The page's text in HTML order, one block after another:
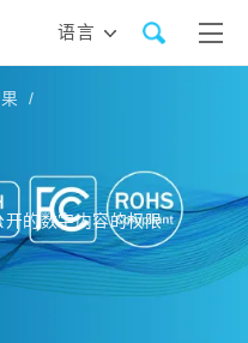
语言
的数字内容的权限
果 /